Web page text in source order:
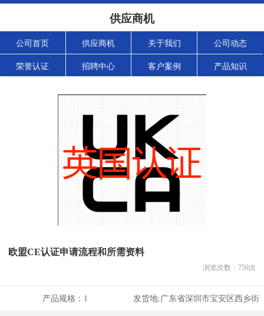
供应商机
公司首页 供应商机 关于我们 公司动态
荣誉认证 招聘中心 客户案例 产品知识
欧盟CE认证申请流程和所需资料
浏览次数： 759次
产品规格： 1 发货地:广东省深圳市宝安区西乡街